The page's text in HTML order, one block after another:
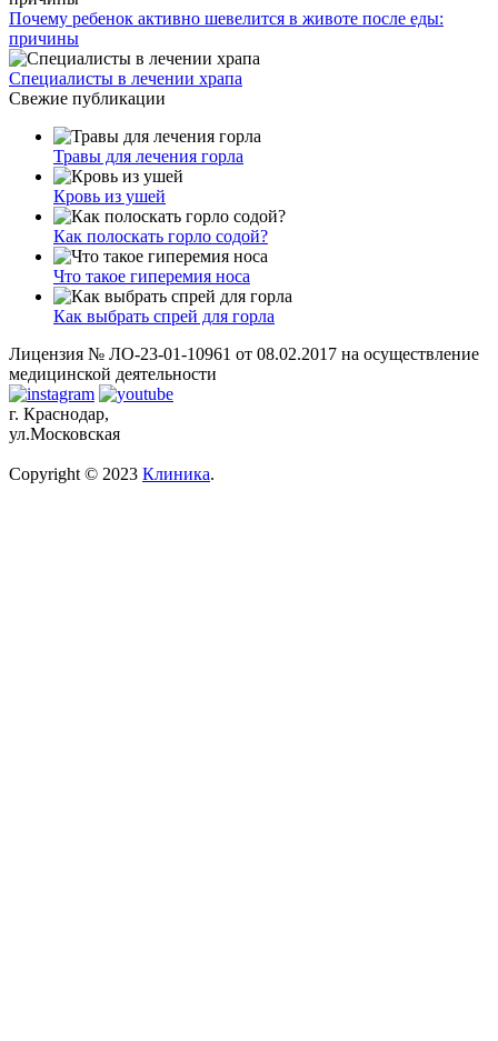
Почему ребенок активно шевелится в животе после еды:
причины
Специалисты в лечении храпа
Свежие публикации
Травы для лечения горла
Кровь из ушей
Как полоскать горло содой?
Что такое гиперемия носа
Как выбрать спрей для горла
Лицензия № ЛО-23-01-10961 от 08.02.2017 на осуществление
медицинской деятельности
г. Краснодар,
ул.Московская
Copyright © 2023 Клиника.